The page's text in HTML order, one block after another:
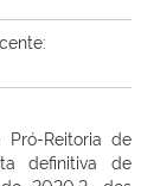
Reitoria de
definitiva de